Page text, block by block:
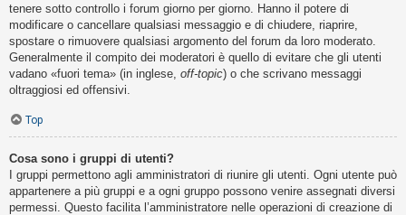
tenere sotto controllo i forum giorno per giorno. Hanno il potere di
modificare o cancellare qualsiasi messaggio e di chiudere, riaprire,
spostare o rimuovere qualsiasi argomento del forum da loro moderato.
Generalmente il compito dei moderatori è quello di evitare che gli utenti
vadano «fuori tema» (in inglese, off-topic) o che scrivano messaggi
oltraggiosi ed offensivi.
Top
Cosa sono i gruppi di utenti?
I gruppi permettono agli amministratori di riunire gli utenti. Ogni utente può
appartenere a più gruppi e a ogni gruppo possono venire assegnati diversi
permessi. Questo facilita l’amministratore nelle operazioni di creazione di